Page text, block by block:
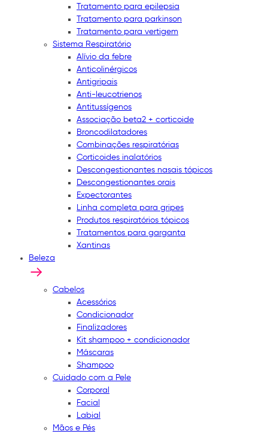
Tratamento para epilepsia
Tratamento para parkinson
Tratamento para vertigem
Sistema Respiratório
Alívio da febre
Anticolinérgicos
Antigripais
Anti-leucotrienos
Antitussígenos
Associação beta2 + corticoide
Broncodilatadores
Combinações respiratórias
Corticoides inalatórios
Descongestionantes nasais tópicos
Descongestionantes orais
Expectorantes
Linha completa para gripes
Produtos respiratórios tópicos
Tratamentos para garganta
Xantinas
Beleza
Cabelos
Acessórios
Condicionador
Finalizadores
Kit shampoo + condicionador
Máscaras
Shampoo
Cuidado com a Pele
Corporal
Facial
Labial
Mãos e Pés